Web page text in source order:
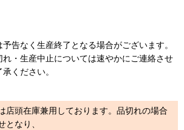
告なく生産終了となる場合がございます。
れ・生産中止については速やかにご連絡させ
ください。
店頭在庫兼用しております。品切れの場合
となり、